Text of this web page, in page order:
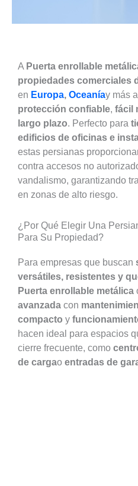
A Puerta enrollable
propiedades comerciales
en Europa, Oceaníay más
protección confiable, fácil
largo plazo. Perfecto para
edificios de oficinas e
estas persianas
contra accesos no
vandalismo, garantizando
en zonas de alto riesgo.
¿Por Qué Elegir Una
Para Su Propiedad?
Para empresas que buscan
versátiles, resistentes y
Puerta enrollable metálica
avanzada con
compacto y
hacen ideal para espacios
cierre frecuente, como
de cargao entradas de